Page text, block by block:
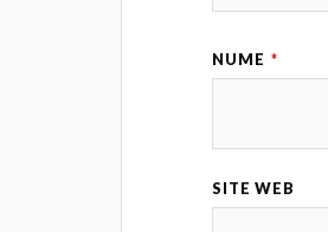
NUME *
SITE WEB